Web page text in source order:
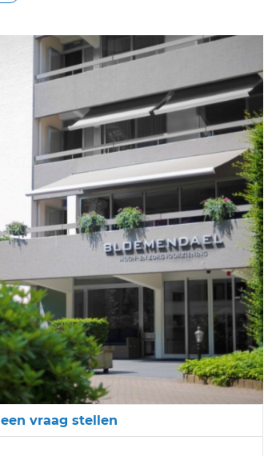
een vraag stellen